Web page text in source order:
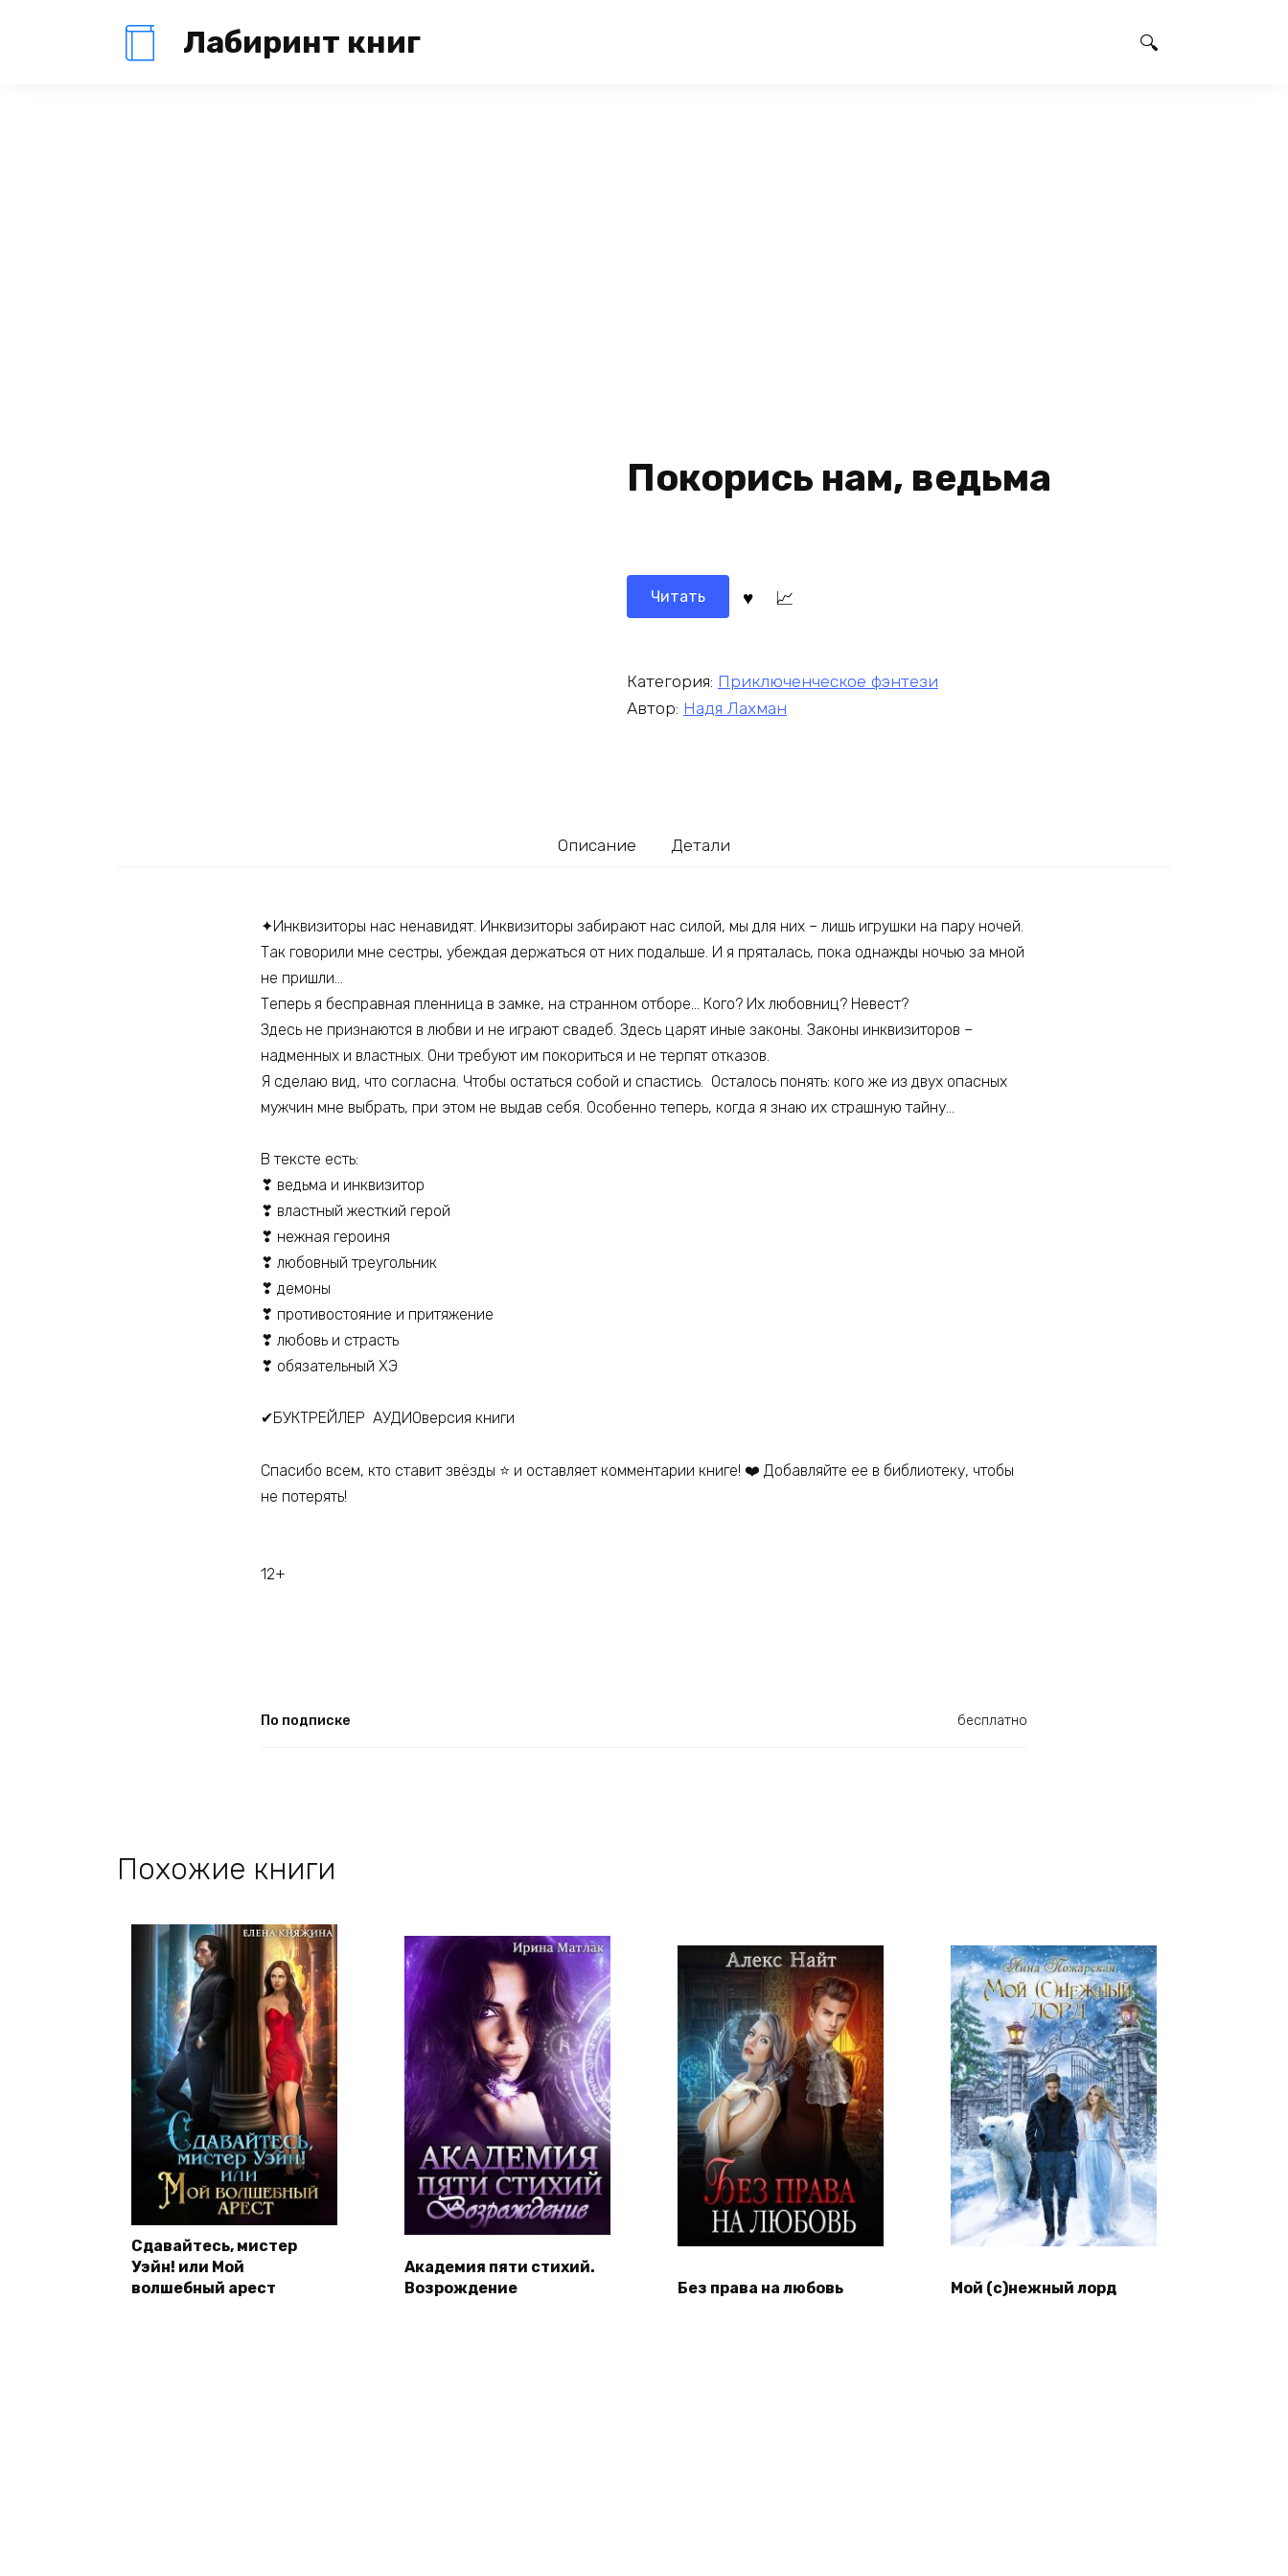
Лабиринт книг
Покорись нам, ведьма
Читать
Категория: Приключенческое фэнтези
Автор: Надя Лахман
Описание Детали
✦Инквизиторы нас ненавидят. Инквизиторы забирают нас силой, мы для них – лишь игрушки на пару ночей.
Так говорили мне сестры, убеждая держаться от них подальше. И я пряталась, пока однажды ночью за мной
не пришли…
Теперь я бесправная пленница в замке, на странном отборе… Кого? Их любовниц? Невест?
Здесь не признаются в любви и не играют свадеб. Здесь царят иные законы. Законы инквизиторов –
надменных и властных. Они требуют им покориться и не терпят отказов.
Я сделаю вид, что согласна. Чтобы остаться собой и спастись. Осталось понять: кого же из двух опасных
мужчин мне выбрать, при этом не выдав себя. Особенно теперь, когда я знаю их страшную тайну…
В тексте есть:
❣ ведьма и инквизитор
❣ властный жесткий герой
❣ нежная героиня
❣ любовный треугольник
❣ демоны
❣ противостояние и притяжение
❣ любовь и страсть
❣ обязательный ХЭ
✔БУКТРЕЙЛЕР АУДИОверсия книги
Спасибо всем, кто ставит звёзды ⭐ и оставляет комментарии книге! ❤️ Добавляйте ее в библиотеку, чтобы
не потерять!
12+
По подписке бесплатно
Похожие книги
Сдавайтесь, мистер
Уэйн! или Мой
волшебный арест
Академия пяти стихий.
Возрождение
Без права на любовь Мой (с)нежный лорд